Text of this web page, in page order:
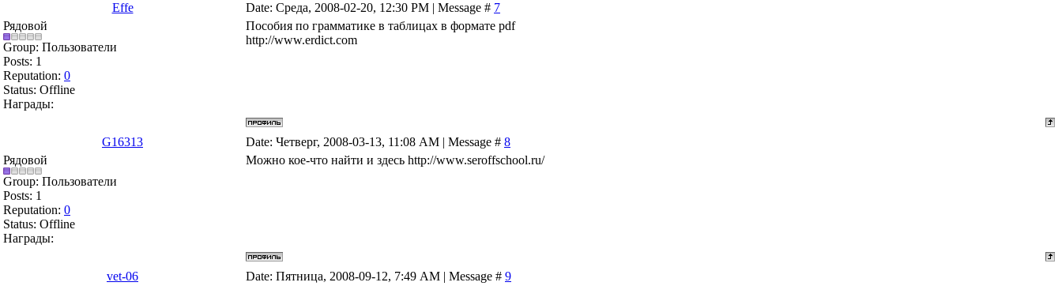
Effe Date: Среда, 2008-02-20, 12:30 PM | Message # 7
Рядовой
Group: Пользователи
Posts: 1
Reputation: 0
Status: Offline
Награды:
Пособия по грамматике в таблицах в формате pdf
http://www.erdict.com
G16313 Date: Четверг, 2008-03-13, 11:08 AM | Message # 8
Рядовой
Group: Пользователи
Posts: 1
Reputation: 0
Status: Offline
Награды:
Можно кое-что найти и здесь http://www.seroffschool.ru/
vet-06 Date: Пятница, 2008-09-12, 7:49 AM | Message # 9